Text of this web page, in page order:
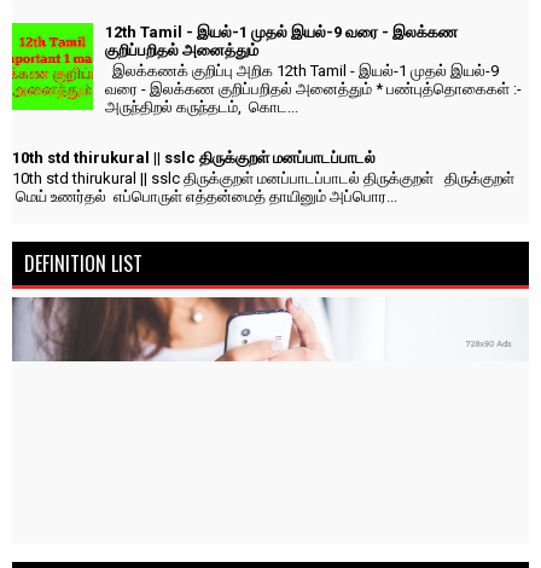
12th Tamil - இயல்-1 முதல் இயல்-9 வரை - இலக்கண
குறிப்பறிதல் அனைத்தும்
இலக்கணக் குறிப்பு அறிக 12th Tamil - இயல்-1 முதல் இயல்-9
வரை - இலக்கண குறிப்பறிதல் அனைத்தும் * பண்புத்தொகைகள் :-
அருந்திறல் கருந்தடம், கொட...
10th std thirukural || sslc திருக்குறள் மனப்பாடப்பாடல்
10th std thirukural || sslc திருக்குறள் மனப்பாடப்பாடல் திருக்குறள் திருக்குறள்
மெய் உணர்தல் எப்பொருள் எத்தன்மைத் தாயினும் அப்பொர...
DEFINITION LIST